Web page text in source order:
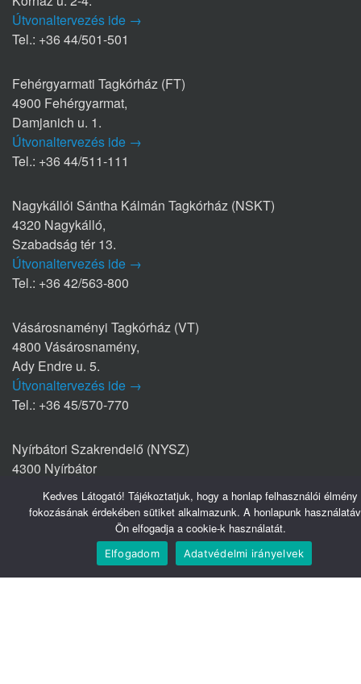
Útvonaltervezés ide →
Tel.: +36 44/501-501
Fehérgyarmati Tagkórház (FT)
4900 Fehérgyarmat,
Damjanich u. 1.
Útvonaltervezés ide →
Tel.: +36 44/511-111
Nagykállói Sántha Kálmán Tagkórház (NSKT)
4320 Nagykálló,
Szabadság tér 13.
Útvonaltervezés ide →
Tel.: +36 42/563-800
Vásárosnaményi Tagkórház (VT)
4800 Vásárosnamény,
Ady Endre u. 5.
Útvonaltervezés ide →
Tel.: +36 45/570-770
Nyírbátori Szakrendelő (NYSZ)
4300 Nyírbátor
Édesanyák útja 1/a.
Útvonaltervezés ide →
Tel.: +36 42/281-711
Hasznos linkek
Kedves Látogató! Tájékoztatjuk, hogy a honlap felhasználói élmény
fokozásának érdekében sütiket alkalmazunk. A honlapunk
Ön elfogadja a cookie-k használatát.
Elfogadom Adatvédelmi irányelvek